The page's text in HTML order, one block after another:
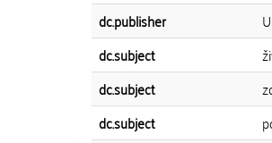
dc.publisher
dc.subject
dc.subject
dc.subject